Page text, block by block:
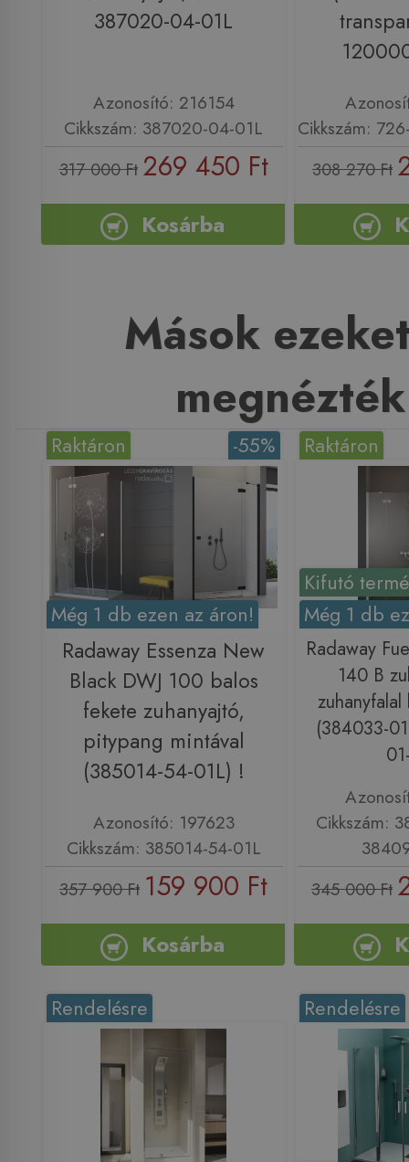
387020-04-01L
Azonosító: 216154
Cikkszám: 387020-04-01L
317 000 Ft 269 450 Ft
Kosárba
Cikkszám:
308 270 Ft
Mások
megnézték
-55%
Raktáron
Még 1 db ezen az áron!
Radaway Essenza New
Black DWJ 100 balos
fekete zuhanyajtó,
pitypang mintával
(385014-54-01L) !
Azonosító: 197623
Cikkszám: 385014-54-01L
357 900 Ft 159 900 Ft
Kosárba
Kifutó
Még 1 db
Raktáron
Radaway
140 B
(384033-
Cikkszám:
345 000 Ft
Rendelésre Rendelésre